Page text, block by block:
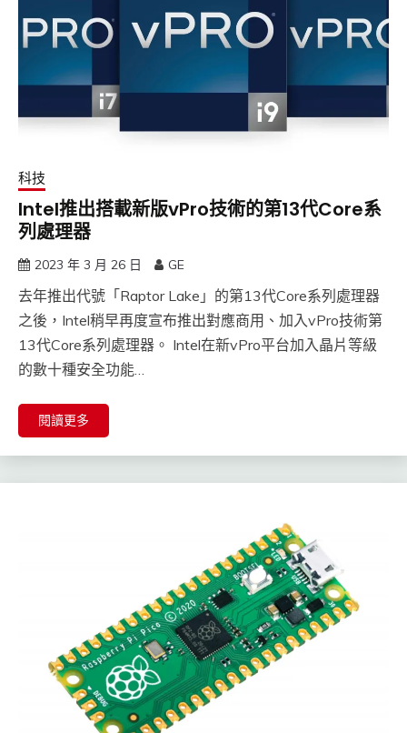
科技
Intel推出搭載新版vPro技術的第13代Core系
列處理器
2023 年 3 月 26 日 GE
去年推出代號「Raptor Lake」的第13代Core系列處理器
之後，Intel稍早再度宣布推出對應商用、加入vPro技術第
13代Core系列處理器。 Intel在新vPro平台加入晶片等級
的數十種安全功能…
閱讀更多